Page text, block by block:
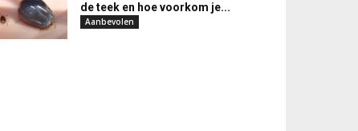
de teek en hoe voorkom je...
Aanbevolen